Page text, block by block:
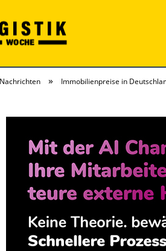
Nachrichten » Immobilienpreise in